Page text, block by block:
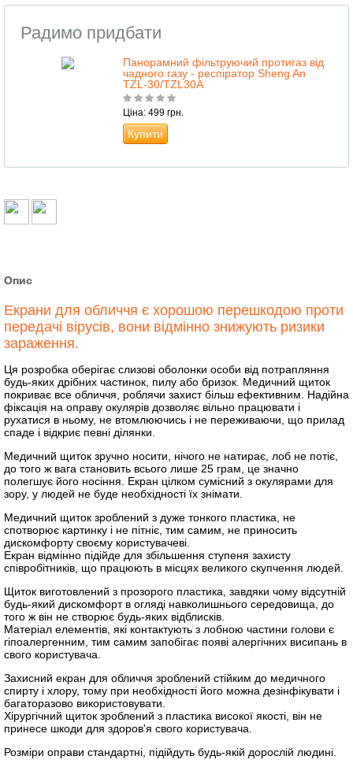
Радимо придбати
Панорамний фільтруючий протигаз від
чадного газу - респіратор Sheng An
TZL-30/TZL30A
Ціна: 499 грн.
Купити
Опис
Екрани для обличчя є хорошою перешкодою проти
передачі вірусів, вони відмінно знижують ризики
зараження.
Ця розробка оберігає слизові оболонки особи від потрапляння
будь-яких дрібних частинок, пилу або бризок. Медичний щиток
покриває все обличчя, роблячи захист більш ефективним. Надійна
фіксація на оправу окулярів дозволяє вільно працювати і
рухатися в ньому, не втомлюючись і не переживаючи, що прилад
спаде і відкриє певні ділянки.
Медичний щиток зручно носити, нічого не натирає, лоб не потіє,
до того ж вага становить всього лише 25 грам, це значно
полегшує його носіння. Екран цілком сумісний з окулярами для
зору, у людей не буде необхідності їх знімати.
Медичний щиток зроблений з дуже тонкого пластика, не
спотворює картинку і не пітніє, тим самим, не приносить
дискомфорту своєму користувачеві.
Екран відмінно підійде для збільшення ступеня захисту
співробітників, що працюють в місцях великого скупчення людей.
Щиток виготовлений з прозорого пластика, завдяки чому відсутній
будь-який дискомфорт в огляді навколишнього середовища, до
того ж він не створює будь-яких відблисків.
Матеріал елементів, які контактують з лобною частини голови є
гіпоалергенним, тим самим запобігає появі алергічних висипань в
свого користувача.
Захисний екран для обличчя зроблений стійким до медичного
спирту і хлору, тому при необхідності його можна дезінфікувати і
багаторазово використовувати.
Хірургічний щиток зроблений з пластика високої якості, він не
принесе шкоди для здоров'я свого користувача.
Розміри оправи стандартні, підійдуть будь-якій дорослій людині.